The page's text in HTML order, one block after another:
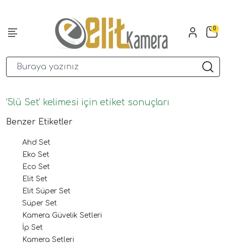
0
'5lü Set' kelimesi için etiket sonuçları
Benzer Etiketler
Ahd Set
Eko Set
Eco Set
Elit Set
Elit Süper Set
Süper Set
Kamera Güvelik Setleri
İp Set
Kamera Setleri